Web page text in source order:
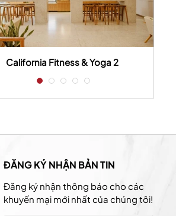
California Fitness & Yoga 2
ĐĂNG KÝ NHẬN BẢN TIN
Đăng ký nhận thông báo cho các
khuyến mại mới nhất của chúng tôi!